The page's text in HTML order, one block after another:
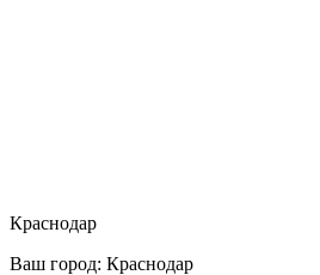
Краснодар
Ваш город: Краснодар